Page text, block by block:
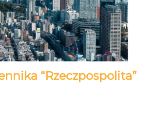
“Rzeczpospolita”